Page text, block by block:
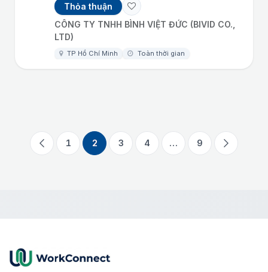
Thỏa thuận
CÔNG TY TNHH BÌNH VIỆT ĐỨC (BIVID CO.,
LTD)
TP Hồ Chí Minh Toàn thời gian
1 2 3 4 … 9